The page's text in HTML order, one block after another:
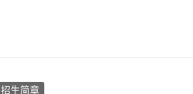
招生简章